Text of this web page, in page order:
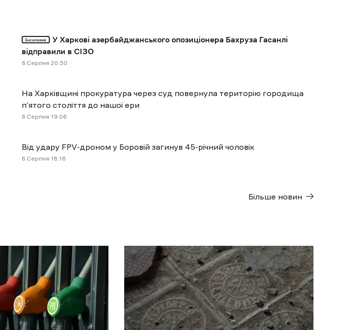
Ексклюзив
У Харкові азербайджанського опозиціонера Бахруза Гасанлі
відправили в СІЗО
6 Cерпня 20:50
На Харківщині прокуратура через суд повернула територію городища
п’ятого століття до нашої ери
6 Cерпня 19:06
Від удару FPV-дроном у Боровій загинув 45-річний чоловік
6 Cерпня 18:18
Більше новин